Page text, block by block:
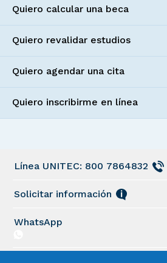
Quiero calcular una beca
Quiero revalidar estudios
Quiero agendar una cita
Quiero inscribirme en línea
Línea UNITEC: 800 7864832
Solicitar información
WhatsApp